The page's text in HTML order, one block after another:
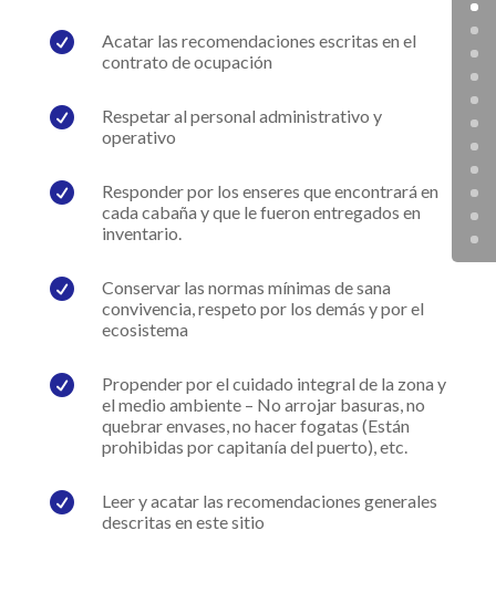

Acatar las recomendaciones escritas en el
contrato de ocupación

Respetar al personal administrativo y
operativo

Responder por los enseres que encontrará en
cada cabaña y que le fueron entregados en
inventario.

Conservar las normas mínimas de sana
convivencia, respeto por los demás y por el
ecosistema

Propender por el cuidado integral de la zona y
el medio ambiente – No arrojar basuras, no
quebrar envases, no hacer fogatas (Están
prohibidas por capitanía del puerto), etc.

Leer y acatar las recomendaciones generales
descritas en este sitio